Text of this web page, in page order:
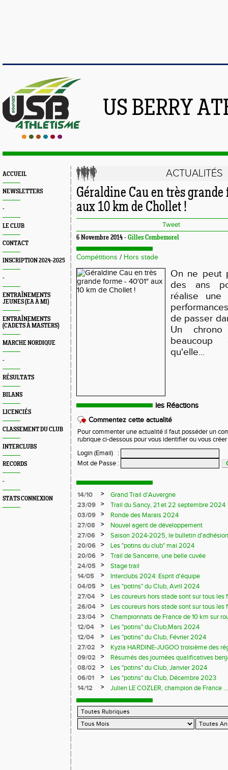
US BERRY
ACCUEIL
NEWSLETTERS
-
LE CLUB
CONTACT
INSCRIPTION 2024-2025
-
ENTRAÎNEMENTS
JEUNES (EA À MI)
ENTRAÎNEMENTS
(CADETS À MASTERS)
MARCHE NORDIQUE
-
RÉSULTATS
BILANS
LICENCIÉS
CLASSEMENT DU CLUB
INTERCLUBS
RECORDS
-
STATS CONNEXION
ACTUALITÉS
Géraldine Cau en très
aux 10 km de Chollet !
Tweet
6 Novembre 2014 - Gilles Combemorel
Compétitions / Hors stade
On ne peut
des ans
réalise une
de passer
Un
qu'elle...
les Réactions
Commentez cette actualité
Pour commenter une actualité il faut posséder un
rubrique ci-dessous pour vous identifier ou vous
Login (Email)
:
Mot de Passe :
14/10 >
Grand Trail d'Auvergne
23/09
>
Trail du Sancy, 21 et 22 septembre 2024
03/09
>
Ronde des Marais 2024
27/08
>
Nouvel agent de développement
27/06
>
Saison 2024-2025, le bulletin
20/06
>
Les "potins du club" mai 2024
20/06
>
Trail de Sancerre, une belle cuvée
24/05
>
Stage trail
14/05
>
Interclubs 2024: Esprit d'équipe
04/05
>
Les "potins" du Club, Avril 2024
27/04
>
Les coureurs hors stade sont sur tous les
26/04
>
Les coureurs hors stade sont sur tous les
23/04
>
Championnats de France de 10 km sur
12/04
>
Les "potins" du Club,Mars 2024
12/04
>
Les "potins" du Club, Février 2024
27/02
>
Kyzia HARDINE-JUGOO troisième des
09/02
>
Résumés des journées qualificatives
08/02
>
Les "potins" du Club, Janvier 2024
06/01
>
Les "potins" du Club, Décembre 2023
14/12
> Julien LE COZLER, champion de France ...